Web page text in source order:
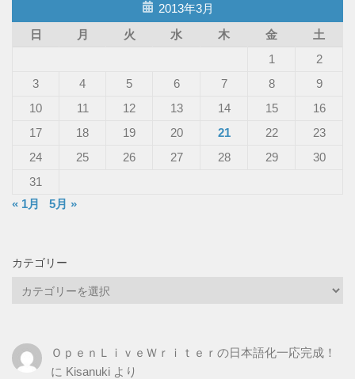
2013年3月
日
月 火 水 木 金
土
1
2
3
4 5 6 7 8
9
10
11 12 13 14 15
16
17
18 19 20 21 22
23
24
25 26 27 28 29
30
31
« 1月
5月 »
カテゴリー
リ
ー
ＯｐｅｎＬｉｖｅＷｒｉｔｅｒの日本語化一応完成！
に Kisanukiより